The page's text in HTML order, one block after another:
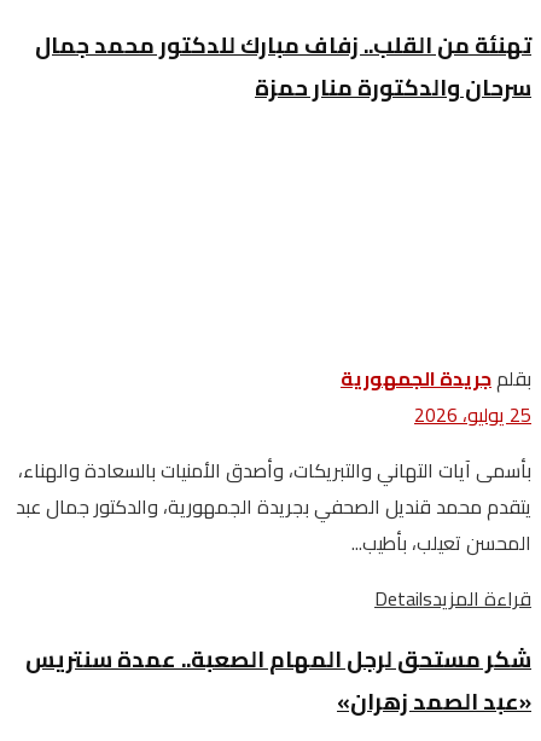
تهنئة من القلب.. زفاف مبارك للدكتور محمد جمال
سرحان والدكتورة منار حمزة
بقلمجريدة الجمهورية
25 يوليو، 2026
بأسمى آيات التهاني والتبريكات، وأصدق الأمنيات بالسعادة والهناء،
يتقدم محمد قنديل الصحفي بجريدة الجمهورية، والدكتور جمال عبد
المحسن تعيلب، بأطيب...
قراءة المزيدDetails
شكر مستحق لرجل المهام الصعبة.. عمدة سنتريس
«عبد الصمد زهران»